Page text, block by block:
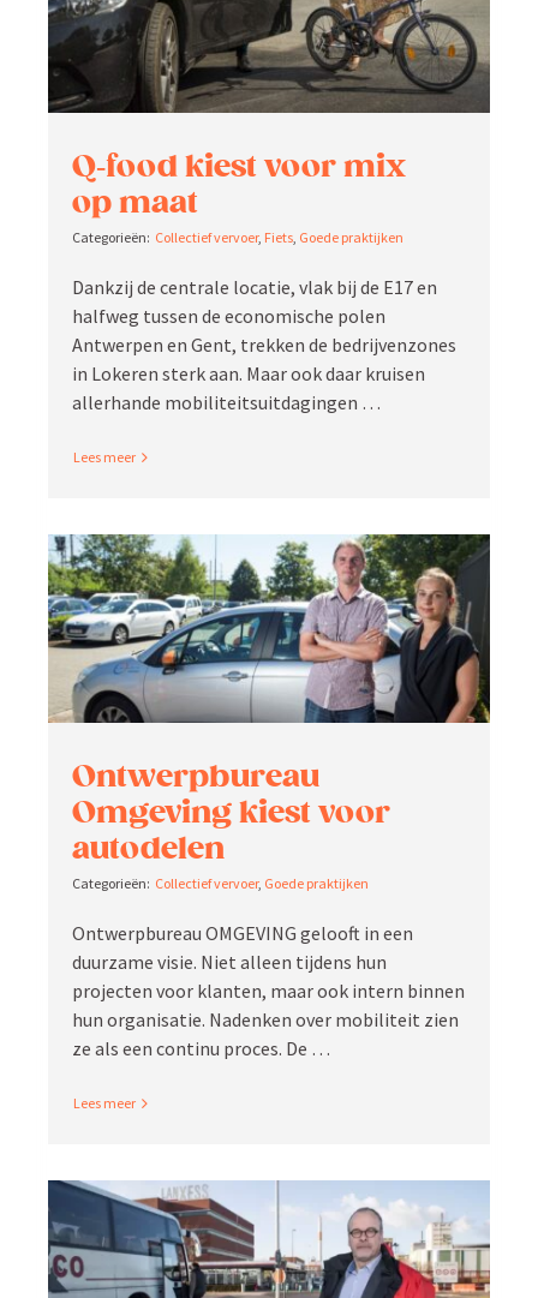
Q‑food kiest voor mix
op maat
Collectief vervoer, Fiets, Goede praktijken
Dankzij de centrale locatie, vlak bij de E17 en
halfweg tussen de econo­mische polen
Antwerpen en Gent, trekken de bedrij­ven­zones
in Lokeren sterk aan. Maar ook daar kruisen
aller­hande mobiliteitsuitdagingen …
Read More
Ontwerp­bureau
Omgeving kiest voor
autodelen
Collectief vervoer, Goede praktijken
Ontwerp­bureau OMGEVING gelooft in een
duurzame visie. Niet alleen tijdens hun
projecten voor klanten, maar ook intern binnen
hun organi­satie. Nadenken over mobiliteit zien
ze als een continu proces. De …
Read More